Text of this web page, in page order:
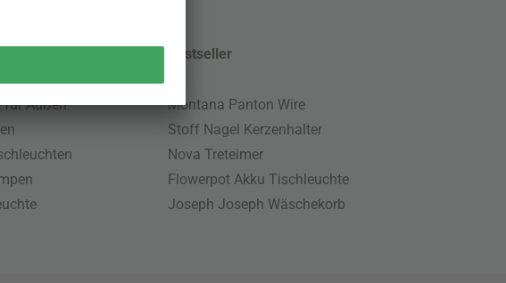
für Außen
Bestseller
Montana Panton Wire
Stoff Nagel Kerzenhalter
Nova Treteimer
Flowerpot Akku Tischleuchte
Joseph Joseph Wäschekorb